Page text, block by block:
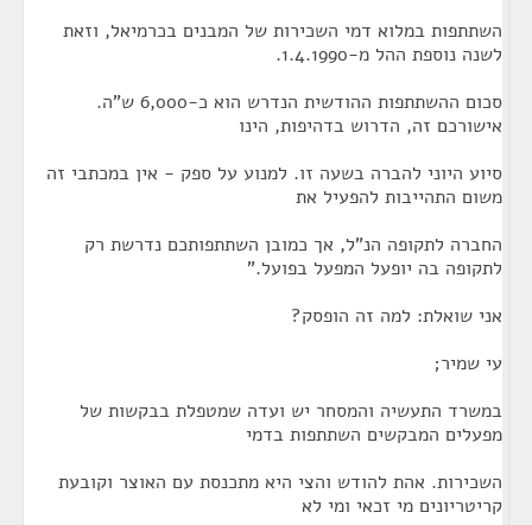
השתתפות במלוא דמי השכירות של המבנים בכרמיאל, וזאת
לשנה נוספת ההל מ-1.4.1990.
סכום ההשתתפות ההודשית הנדרש הוא כ-6,000 ש"ה.
אישורכם זה, הדרוש בדהיפות, הינו
סיוע היוני להברה בשעה זו. למנוע על ספק - אין במכתבי זה
משום התהייבות להפעיל את
החברה לתקופה הנ"ל, אך כמובן השתתפותכם נדרשת רק
לתקופה בה יופעל המפעל בפועל."
אני שואלת: למה זה הופסק?
עי שמיר;
במשרד התעשיה והמסחר יש ועדה שמטפלת בבקשות של
מפעלים המבקשים השתתפות בדמי
השכירות. אהת להודש והצי היא מתכנסת עם האוצר וקובעת
קריטריונים מי זכאי ומי לא